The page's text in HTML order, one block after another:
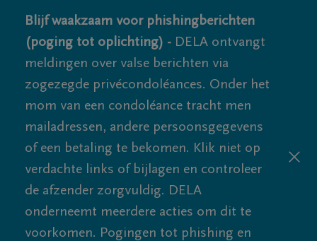
Blijf waakzaam voor phishingberichten
(poging tot oplichting) - DELA ontvangt
meldingen over valse berichten via
zogezegde privécondoléances. Onder het
mom van een condoléance tracht men
mailadressen, andere persoonsgegevens
of een betaling te bekomen. Klik niet op
verdachte links of bijlagen en controleer
de afzender zorgvuldig. DELA
onderneemt meerdere acties om dit te
voorkomen. Pogingen tot phishing en